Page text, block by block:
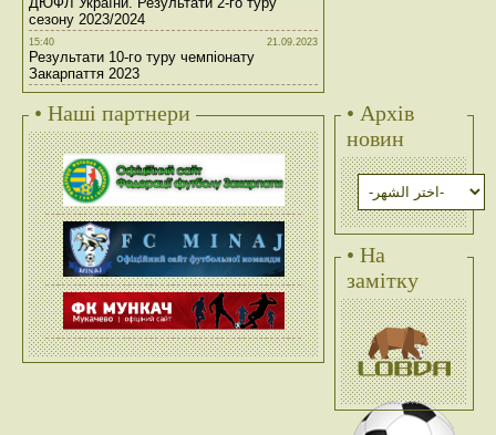
сезону 2023/2024
15:40 21.09.2023
Результати 10-го туру чемпіонату
Закарпаття 2023
• Наші партнери
• Архів
новин
• На
замітку